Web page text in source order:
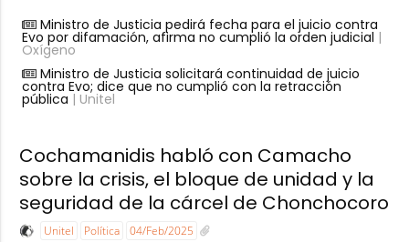
Ministro de Justicia pedirá fecha para el juicio contra
Evo por difamación, afirma no cumplió la orden judicial |
Oxígeno
Ministro de Justicia solicitará continuidad de juicio
contra Evo; dice que no cumplió con la retracción
pública | Unitel
Cochamanidis habló con Camacho
sobre la crisis, el bloque de unidad y la
seguridad de la cárcel de Chonchocoro
Unitel Política 04/Feb/2025